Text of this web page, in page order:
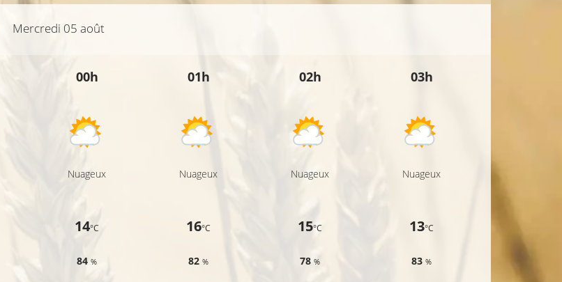
Mercredi 05 août
00h
Nuageux
14°C
84%
01h
Nuageux
16°C
82%
02h
Nuageux
15°C
78%
03h
Nuageux
13°C
83%
15